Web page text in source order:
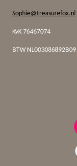
Sophie@treasurefox.nl
KvK 76467074
BTW NL003086892B09